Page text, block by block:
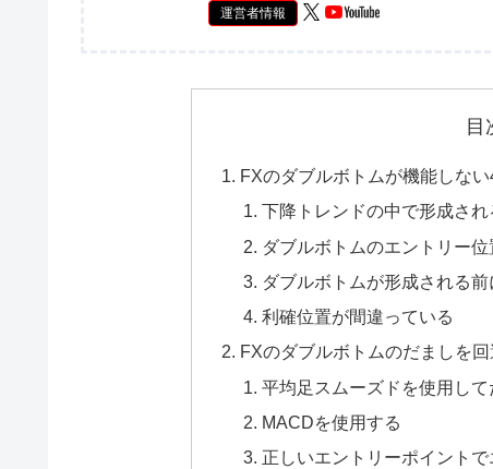
運営者情報
目
FXのダブルボトムが機能しな
下降トレンドの中で形成さ
ダブルボトムのエントリー
ダブルボトムが形成される
利確位置が間違っている
FXのダブルボトムのだましを
平均足スムーズドを使用し
MACDを使用する
正しいエントリーポイント